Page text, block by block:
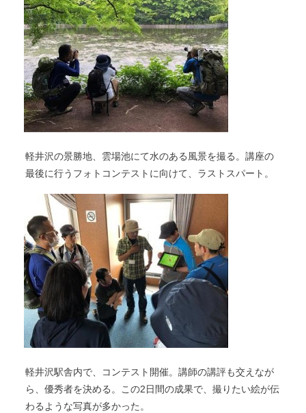
軽井沢の景勝地、雲場池にて水のある風景を撮る。講座の
最後に行うフォトコンテストに向けて、ラストスパート。
軽井沢駅舎内で、コンテスト開催。講師の講評も交えなが
ら、優秀者を決める。この2日間の成果で、撮りたい絵が伝
わるような写真が多かった。